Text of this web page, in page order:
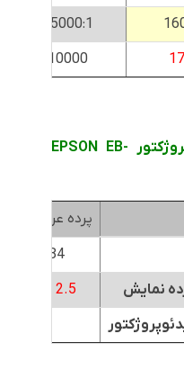
15000:1
10000
فاصله لازم جهت ویدئو پروژکتور EPSON EB-
پرده عرض 1.8متر
84 اینچ
نمایش
2.5 تا 4 متر